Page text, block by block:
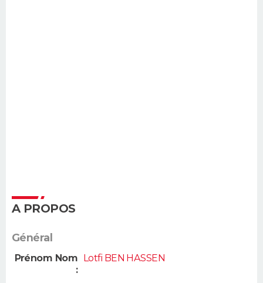
A PROPOS
Général
Prénom Nom
:
Lotfi BEN HASSEN